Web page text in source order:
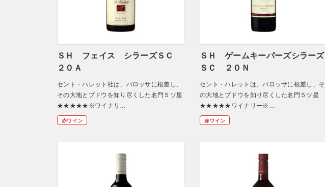
ＳＨ フェイス シラーズＳＣ
２０Ａ
セント・ハレット社は、バロッサに根差し、
その大地とブドウを知り尽くした名門５ツ星
★★★★★※ワイナリ…
赤ワイン
ＳＨ ゲームキーパーズシラーズ
ＳＣ ２０Ｎ
セント・ハレットは、バロッサに根差し、そ
の大地とブドウを知り尽くした名門５ツ星
★★★★★ワイナリー※…
赤ワイン